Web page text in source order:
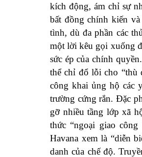
kích động, ám chỉ sự
bất đồng chính kiến
tình, dù đa phần các
một lời kêu gọi xuống
sức ép của chính
thể chỉ đổ lỗi cho “thù
công khai ủng hộ các
trường cứng rắn. Đặc
gỡ nhiều tầng lớp xã
thức “ngoại giao
Havana xem là “diễn
danh của chế độ.